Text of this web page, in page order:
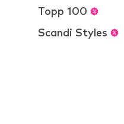
Topp 100
Scandi Styles